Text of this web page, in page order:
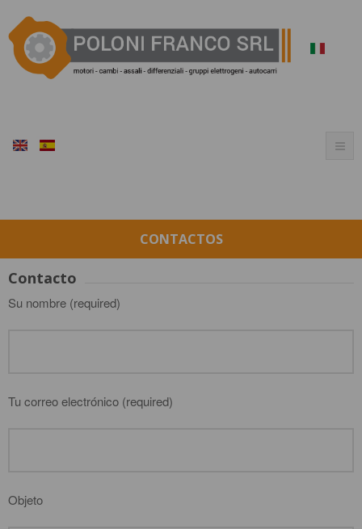
CONTACTOS
Contacto
Su nombre (required)
Tu correo electrónico (required)
Objeto